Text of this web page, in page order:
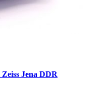
Jena DDR